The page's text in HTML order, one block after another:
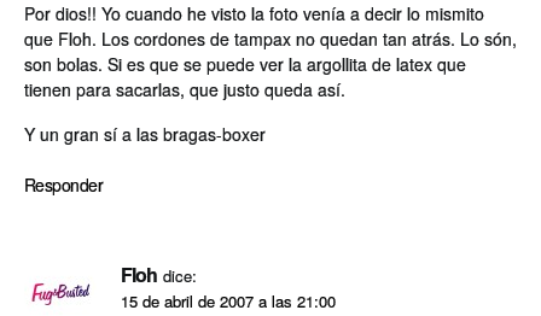
Por dios!! Yo cuando he visto la foto vení­a a decir lo mismito
que Floh. Los cordones de tampax no quedan tan atrás. Lo són,
son bolas. Si es que se puede ver la argollita de latex que
tienen para sacarlas, que justo queda así­.
Y un gran sí­ a las bragas-boxer
Responder
Floh dice:
15 de abril de 2007 a las 21:00